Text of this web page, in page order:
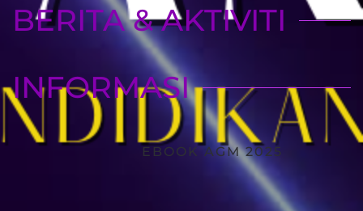
BERITA & AKTIVITI
INFORMASI
EBOOK AGM 2025